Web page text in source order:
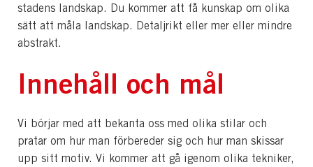
stadens landskap. Du kommer att få kunskap om olika
sätt att måla landskap. Detaljrikt eller mer eller mindre
abstrakt.
Innehåll och mål
Vi börjar med att bekanta oss med olika stilar och
pratar om hur man förbereder sig och hur man skissar
upp sitt motiv. Vi kommer att gå igenom olika tekniker,